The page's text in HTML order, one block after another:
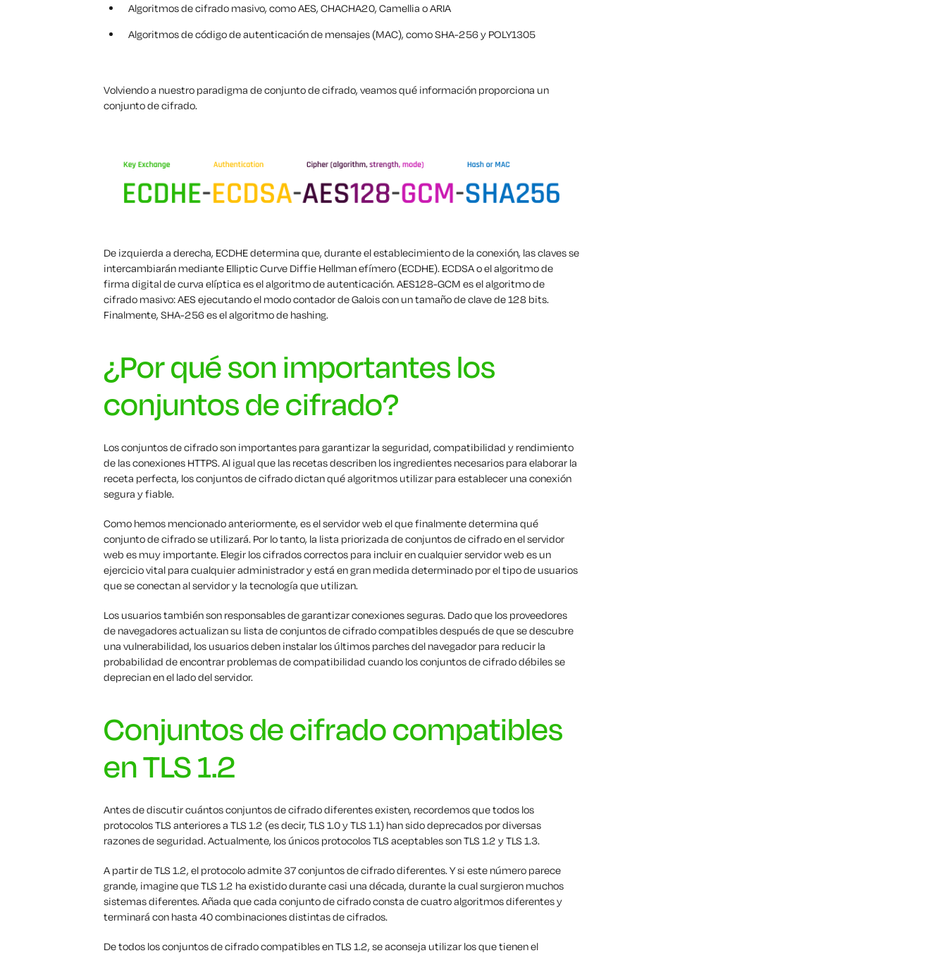
Algoritmos de cifrado masivo, como AES, CHACHA20, Camellia o ARIA
Algoritmos de código de autenticación de mensajes (MAC), como SHA-256 y POLY1305
Volviendo a nuestro paradigma de conjunto de cifrado, veamos qué información proporciona un
conjunto de cifrado.
De izquierda a derecha, ECDHE determina que, durante el establecimiento de la conexión, las claves se
intercambiarán mediante Elliptic Curve Diffie Hellman efímero (ECDHE). ECDSA o el algoritmo de
firma digital de curva elíptica es el algoritmo de autenticación. AES128-GCM es el algoritmo de
cifrado masivo: AES ejecutando el modo contador de Galois con un tamaño de clave de 128 bits.
Finalmente, SHA-256 es el algoritmo de hashing.
¿Por qué son importantes los
conjuntos de cifrado?
Los conjuntos de cifrado son importantes para garantizar la seguridad, compatibilidad y rendimiento
de las conexiones HTTPS. Al igual que las recetas describen los ingredientes necesarios para elaborar la
receta perfecta, los conjuntos de cifrado dictan qué algoritmos utilizar para establecer una conexión
segura y fiable.
Como hemos mencionado anteriormente, es el servidor web el que finalmente determina qué
conjunto de cifrado se utilizará. Por lo tanto, la lista priorizada de conjuntos de cifrado en el servidor
web es muy importante. Elegir los cifrados correctos para incluir en cualquier servidor web es un
ejercicio vital para cualquier administrador y está en gran medida determinado por el tipo de usuarios
que se conectan al servidor y la tecnología que utilizan.
Los usuarios también son responsables de garantizar conexiones seguras. Dado que los proveedores
de navegadores actualizan su lista de conjuntos de cifrado compatibles después de que se descubre
una vulnerabilidad, los usuarios deben instalar los últimos parches del navegador para reducir la
probabilidad de encontrar problemas de compatibilidad cuando los conjuntos de cifrado débiles se
deprecian en el lado del servidor.
Conjuntos de cifrado compatibles
en TLS 1.2
Antes de discutir cuántos conjuntos de cifrado diferentes existen, recordemos que todos los
protocolos TLS anteriores a TLS 1.2 (es decir, TLS 1.0 y TLS 1.1) han sido deprecados por diversas
razones de seguridad. Actualmente, los únicos protocolos TLS aceptables son TLS 1.2 y TLS 1.3.
A partir de TLS 1.2, el protocolo admite 37 conjuntos de cifrado diferentes. Y si este número parece
grande, imagine que TLS 1.2 ha existido durante casi una década, durante la cual surgieron muchos
sistemas diferentes. Añada que cada conjunto de cifrado consta de cuatro algoritmos diferentes y
terminará con hasta 40 combinaciones distintas de cifrados.
De todos los conjuntos de cifrado compatibles en TLS 1.2, se aconseja utilizar los que tienen el